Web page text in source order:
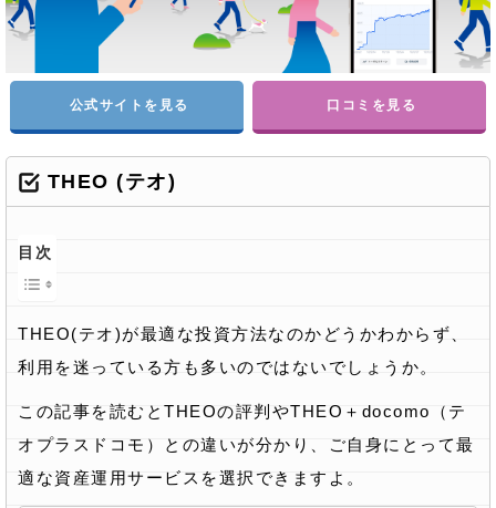
公式サイトを見る 口コミを見る
THEO (テオ)
目次
THEO(テオ)が最適な投資方法なのかどうかわからず、
利用を迷っている方も多いのではないでしょうか。
この記事を読むとTHEOの評判やTHEO＋docomo（テ
オプラスドコモ）との違いが分かり、ご自身にとって最
適な資産運用サービスを選択できますよ。